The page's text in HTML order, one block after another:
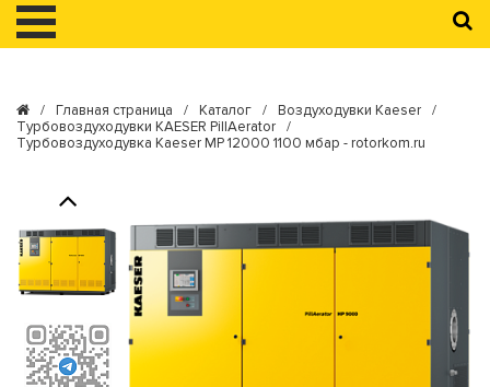
/ Главная страница / Каталог / Воздуходувки Kaeser
/
Турбовоздуходувки KAESER PillAerator
/
Турбовоздуходувка Kaeser MP 12000 1100 мбар - rotorkom.ru
Previous